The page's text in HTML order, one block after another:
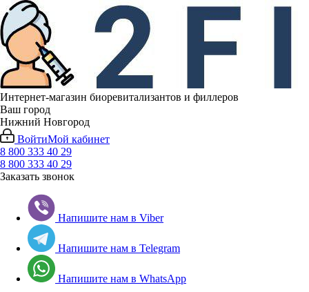
Интернет-магазин биоревитализантов и филлеров
Ваш город
Нижний Новгород
ВойтиМой кабинет
8 800 333 40 29
8 800 333 40 29
Заказать звонок
Напишите нам в Viber
Напишите нам в Telegram
Напишите нам в WhatsApp